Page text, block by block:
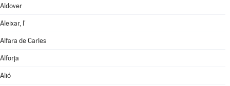
Aldover
Aleixar, l'
Alfara de Carles
Alforja
Alió